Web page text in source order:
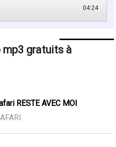
04:24
mp3 gratuits à
RESTE AVEC MOI